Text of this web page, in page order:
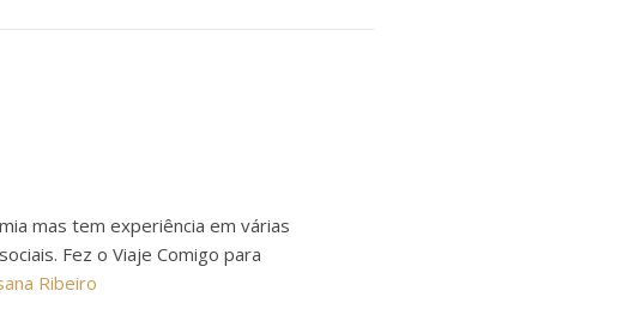
mas tem experiência em várias
Fez o Viaje Comigo para
Ribeiro